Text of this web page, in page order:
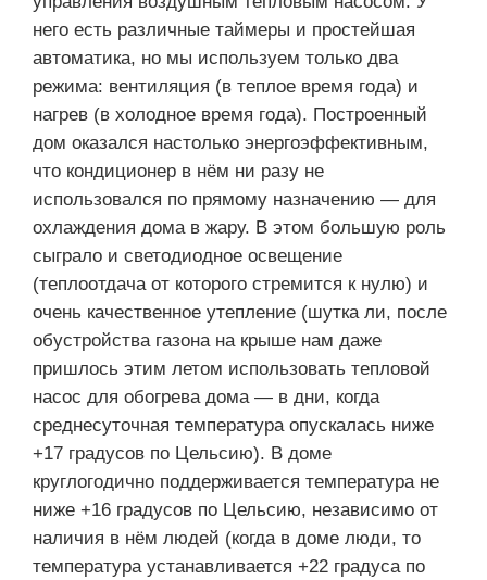
него есть различные таймеры и простейшая
автоматика, но мы используем только два
режима: вентиляция (в теплое время года) и
нагрев (в холодное время года). Построенный
дом оказался настолько энергоэффективным,
что кондиционер в нём ни разу не
использовался по прямому назначению — для
охлаждения дома в жару. В этом большую роль
сыграло и светодиодное освещение
(теплоотдача от которого стремится к нулю) и
очень качественное утепление (шутка ли, после
обустройства газона на крыше нам даже
пришлось этим летом использовать тепловой
насос для обогрева дома — в дни, когда
среднесуточная температура опускалась ниже
+17 градусов по Цельсию). В доме
круглогодично поддерживается температура не
ниже +16 градусов по Цельсию, независимо от
наличия в нём людей (когда в доме люди, то
температура устанавливается +22 градуса по